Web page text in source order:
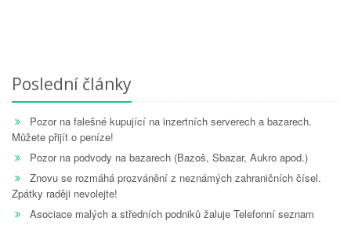
Poslední články
Pozor na falešné kupující na inzertních serverech a bazarech.
Můžete přijít o peníze!
Pozor na podvody na bazarech (Bazoš, Sbazar, Aukro apod.)
Znovu se rozmáhá prozvánění z neznámých zahraničních čísel.
Zpátky raději nevolejte!
Asociace malých a středních podniků žaluje Telefonní seznam